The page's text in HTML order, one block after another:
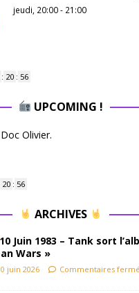
jeudi, 20:00- 21:00
: 20 : 55
UPCOMING !
Olivier.
20 : 55
ARCHIVES
10 Juin 1983 – Tank sort
Wars »
juin 2026 Commentaires